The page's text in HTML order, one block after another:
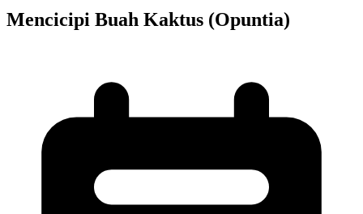
Mencicipi Buah Kaktus (Opuntia)